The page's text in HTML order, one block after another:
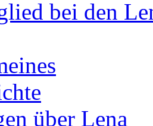
bei den
über Lena